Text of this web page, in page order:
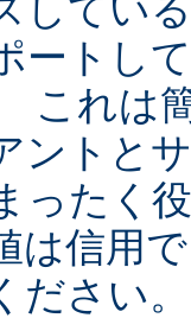
してい
ートし
これは
ントと
ったく
は信用
ださい。